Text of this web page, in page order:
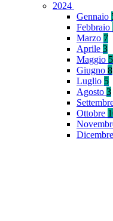
2024
Gennaio
Febbraio
Marzo 7
Aprile 3
Maggio 5
Giugno 8
Luglio 5
Agosto 3
Ottobre
Dicembre